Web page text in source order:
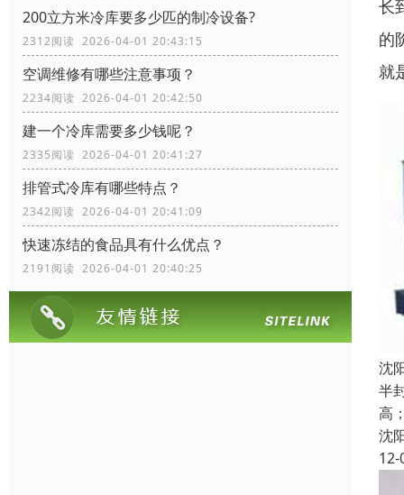
200立方米冷库要多少匹的制冷设备?
2312阅读 2026-04-01 20:43:15
空调维修有哪些注意事项？
2234阅读 2026-04-01 20:42:50
建一个冷库需要多少钱呢？
2335阅读 2026-04-01 20:41:27
排管式冷库有哪些特点？
2342阅读 2026-04-01 20:41:09
快速冻结的食品具有什么优点？
2191阅读 2026-04-01 20:40:25
长
的
就
沈
半
高
沈
12-